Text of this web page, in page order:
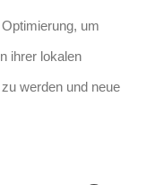
um
ihrer lokalen
werden und neue